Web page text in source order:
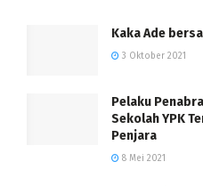
Kaka Ade
3 Oktober 2021
Pelaku
Sekolah YPK
Penjara
8 Mei 2021